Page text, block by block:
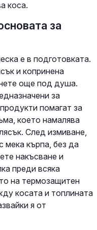
коса.
за
е в подготовката.
и копринена
още под душа.
за
помагат за
което намалява
След измиване,
мека кърпа, без да
накъсване и
преди всяка
на термозащитен
косата и топлината
я от